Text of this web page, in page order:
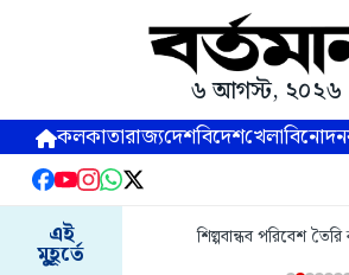
৬ আগস্ট, ২০২৬
কলকাতারাজ্যদেশবিদেশখেলাবিনোদন
এই
মুহূর্তে
শিল্পবান্ধব পরিবেশ তৈরি